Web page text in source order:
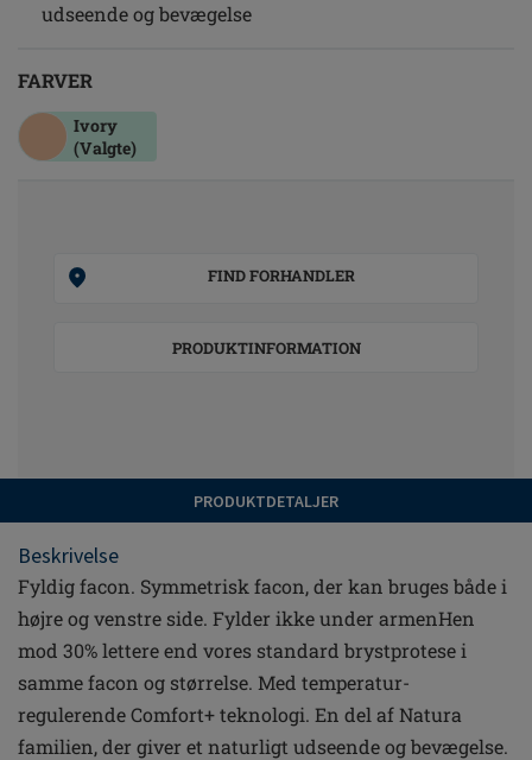
udseende og bevægelse
FARVER
Ivory
(Valgte)
FIND FORHANDLER
PRODUKTINFORMATION
PRODUKTDETALJER
Beskrivelse
Fyldig facon. Symmetrisk facon, der kan bruges både i
højre og venstre side. Fylder ikke under armenHen
mod 30% lettere end vores standard brystprotese i
samme facon og størrelse. Med temperatur-
regulerende Comfort+ teknologi. En del af Natura
familien, der giver et naturligt udseende og bevægelse.